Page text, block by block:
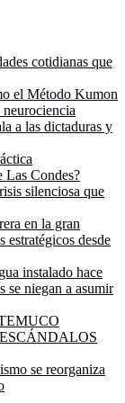
cotidianas que
el Método Kumon
a las dictaduras y
Las Condes?
silenciosa que
en la gran
desde
instalado hace
se niegan a asumir
se reorganiza